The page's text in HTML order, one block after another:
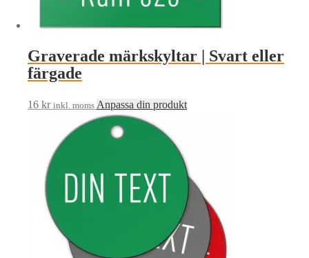
Graverade märkskyltar | Svart eller
färgade
16 kr inkl. moms Anpassa din produkt